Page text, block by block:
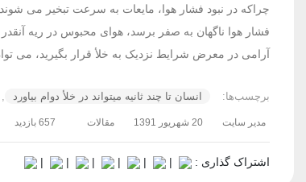
چراکه در نبود فشار هوا، مایعات به سرعت تبخیر می
فشار هوا ناگهان به صفر برسد، هوای محبوس در ریه
آرامی در معرض شرایط نزدیک به خلأ قرار بگیرید، می
برچسب‌ها: انسان تا چند ثانیه میتواند در خلأ دوام بیاورد ,
مدیر سایت 20 شهریور 1391 مقالات 657 بازدید
اشتراک گذاری : |
|
|
|
|
|